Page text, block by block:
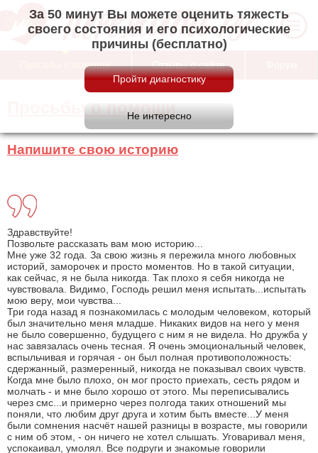
За 50 минут Вы можете оценить тяжесть
своего состояния и его психологические
причины (бесплатно)
Просьбы о помощи Отзывы о сайте
Просьбы о помощи
Напишите свою историю
Здравствуйте!
Позвольте рассказать вам мою историю...
Мне уже 32 года. За свою жизнь я пережила много любовных
историй, заморочек и просто моментов. Но в такой ситуации,
как сейчас, я не была никогда. Так плохо я себя никогда не
чувствовала. Видимо, Господь решил меня испытать...испытать
мою веру, мои чувства...
Три года назад я познакомилась с молодым человеком, который
был значительно меня младше. Никаких видов на него у меня
не было совершенно, будущего с ним я не видела. Но дружба у
нас завязалась очень тесная. Я очень эмоциональный человек,
вспыльчивая и горячая - он был полная противоположность:
сдержанный, размеренный, никогда не показывал своих чувств.
Когда мне было плохо, он мог просто приехать, сесть рядом и
молчать - и мне было хорошо от этого. Мы переписывались
через смс...и примерно через полгода таких отношений мы
поняли, что любим друг друга и хотим быть вместе...У меня
были сомнения насчёт нашей разницы в возрасте, мы говорили
с ним об этом, - он ничего не хотел слышать. Уговаривал меня,
успокаивал, умолял. Все подруги и знакомые говорили